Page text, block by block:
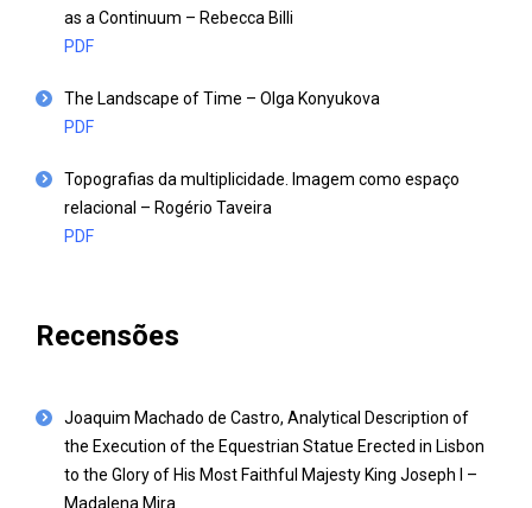
as a Continuum – Rebecca Billi
PDF
The Landscape of Time – Olga Konyukova
PDF
Topografias da multiplicidade. Imagem como espaço
relacional – Rogério Taveira
PDF
Recensões
Joaquim Machado de Castro, Analytical Description of
the Execution of the Equestrian Statue Erected in Lisbon
to the Glory of His Most Faithful Majesty King Joseph I –
Madalena Mira